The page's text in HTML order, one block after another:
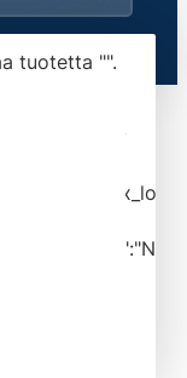
tuotetta "".
data-